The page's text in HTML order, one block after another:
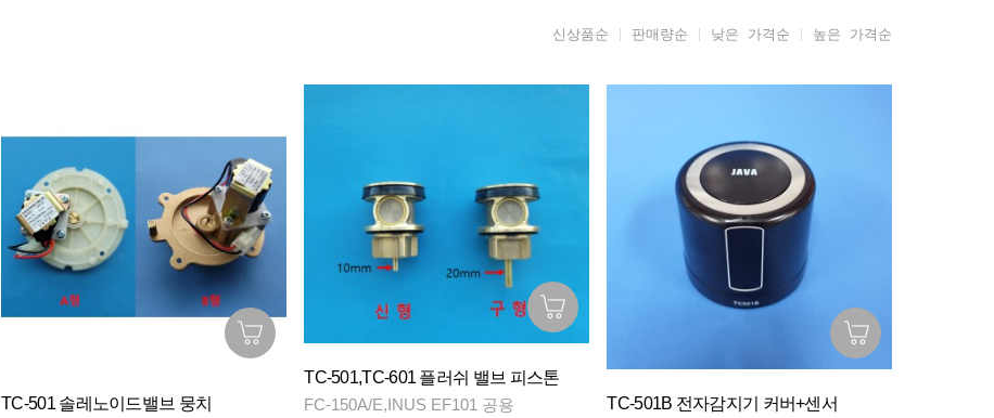
신상품순 판매량순 낮은 가격순 높은 가격순
TC-501 솔레노이드밸브 뭉치
TC-501,TC-601 플러쉬 밸브 피스톤
FC-150A/E,INUS EF101 공용
TC-501B 전자감지기 커버+센서